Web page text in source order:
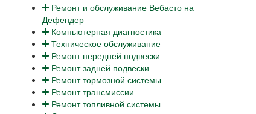
Ремонт и обслуживание Вебасто на
Дефендер
Компьютерная диагностика
Техническое обслуживание
Ремонт передней подвески
Ремонт задней подвески
Ремонт тормозной системы
Ремонт трансмиссии
Ремонт топливной системы